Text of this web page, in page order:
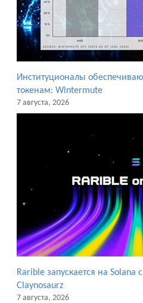
Институционалы
токенам: Wintermute
7 августа, 2026
Rarible запускается на Solana
Claynosaurz
7 августа, 2026